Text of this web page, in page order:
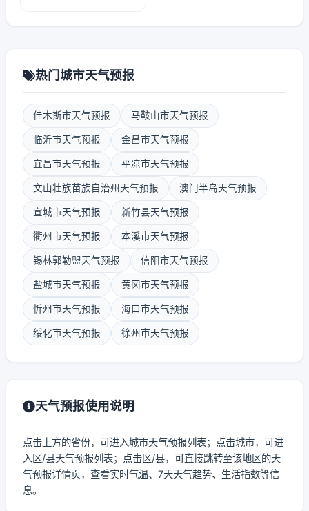
热门城市天气预报
佳木斯市天气预报 马鞍山市天气预报
临沂市天气预报 金昌市天气预报
宜昌市天气预报 平凉市天气预报
文山壮族苗族自治州天气预报 澳门半岛天气预报
宣城市天气预报 新竹县天气预报
衢州市天气预报 本溪市天气预报
锡林郭勒盟天气预报 信阳市天气预报
盐城市天气预报 黄冈市天气预报
忻州市天气预报 海口市天气预报
绥化市天气预报 徐州市天气预报
天气预报使用说明
点击上方的省份，可进入城市天气预报列表；点击城市，可进
入区/县天气预报列表；点击区/县，可直接跳转至该地区的天
气预报详情页，查看实时气温、7天天气趋势、生活指数等信
息。